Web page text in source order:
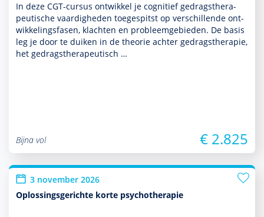
In deze CGT-cursus ontwik­kel je cognitief gedrags­thera­
peu­tische vaar­dig­heden toegespitst op ver­schil­lende ont­
wikke­lingsfasen, klachten en probleemgebieden. De basis
leg je door te duiken in de theorie achter gedrags­thera­pie,
het gedrags­thera­peu­tisch …
Bijna vol € 2.825
3 november 2026
Oplossingsgerichte korte psychotherapie